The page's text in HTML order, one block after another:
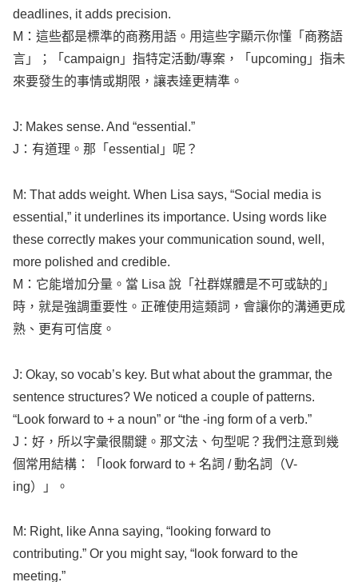
deadlines, itadds precision.
M：這些都是標準的商務用語。用這些字顯示你懂「商務語
言」；「 campaign 」指特定活動/專案，「 upcoming 」指未
來要發生的事情或期限，讓表達更精準。
J: Makes sense. And “essential .”
J：有道理。那「 essential 」呢？
M: Thatadds weight. When Lisa says, “Social media is
essential ,” it underlines its importance. Using words like
these correctly makes your communication sound, well ,
more polished and credible.
M：它能增加分量。當 Lisa 說「社群媒體是不可或缺的」
時，就是強調重要性。正確使用這類詞，會讓你的溝通更成
熟、更有可信度。
J: Okay, so vocab’s key. Butwhatabout the grammar, the
sentence structures? We noticed a couple of patterns.
“Look forward to + a noun” or “the -ing form of a verb.”
J：好，所以字彙很關鍵。那文法、句型呢？我們注意到幾
個常用結構：「 look forward to + 名詞 / 動名詞（V-
ing）」。
M: Right, likeAnna saying, “ looking forward to
contributing.” Or you might say, “ look forward to the
meeting.”